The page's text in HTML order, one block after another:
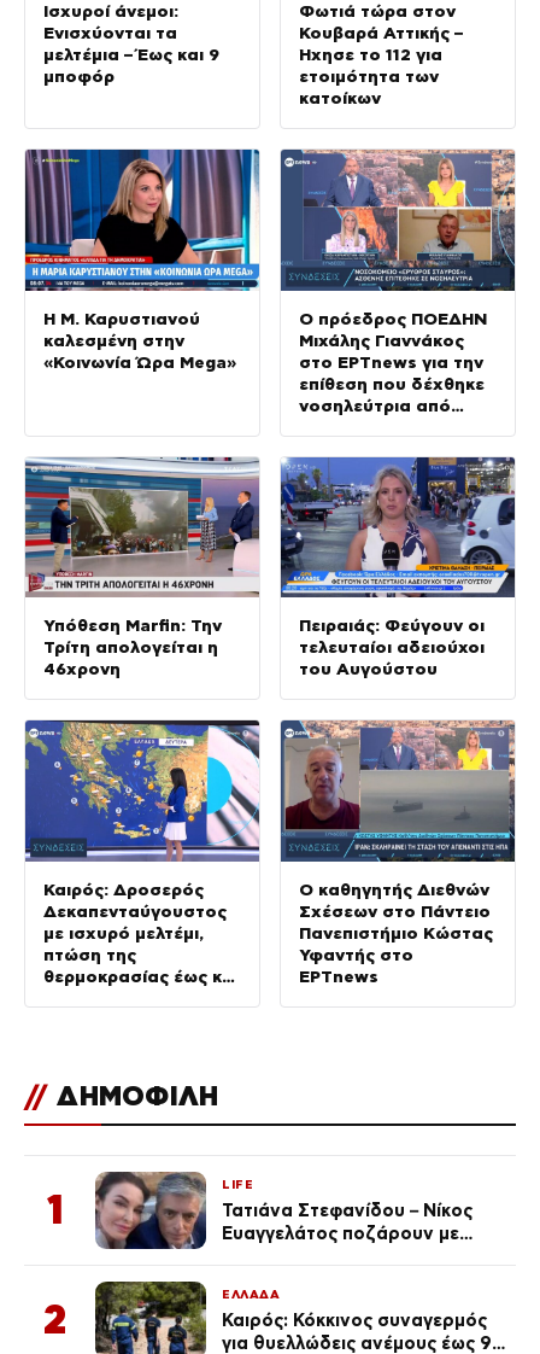
Ισχυροί άνεμοι:
Ενισχύονται τα
μελτέμια – Έως και 9
μποφόρ
Φωτιά τώρα στον
Κουβαρά Αττικής –
Ήχησε το 112 για
ετοιμότητα των
κατοίκων
Η Μ. Καρυστιανού
καλεσμένη στην
«Κοινωνία Ώρα Mega»
Ο πρόεδρος ΠΟΕΔΗΝ
Μιχάλης Γιαννάκος
στο ΕΡΤnews για την
επίθεση που δέχθηκε
νοσηλεύτρια από
Υπόθεση Marfin: Την
Τρίτη απολογείται η
46χρονη
Πειραιάς: Φεύγουν οι
τελευταίοι αδειούχοι
του Αυγούστου
Καιρός: Δροσερός
Δεκαπενταύγουστος
με ισχυρό μελτέμι,
πτώση της
θερμοκρασίας έως και
Ο καθηγητής Διεθνών
Σχέσεων στο Πάντειο
Πανεπιστήμιο Κώστας
Υφαντής στο
ΕΡΤnews
// ΔΗΜΟΦΙΛΗ
1
LIFE
Τατιάνα Στεφανίδου – Νίκος
Ευαγγελάτος ποζάρουν με
2
ΕΛΛΑΔΑ
Καιρός: Κόκκινος συναγερμός
για θυελλώδεις ανέμους έως 9